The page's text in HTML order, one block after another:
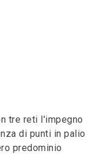
tre reti l'impegno
di punti in palio
predominio